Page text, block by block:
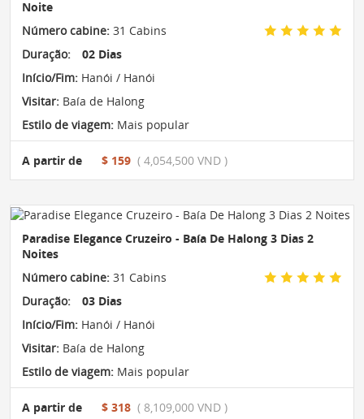
Noite
Número cabine: 31 Cabins
Duração:
02 Dias
Início/Fim: Hanói / Hanói
Visitar: Baía de Halong
Estilo de viagem: Mais popular
A partir de $ 159 ( 4,054,500 VND )
Paradise Elegance Cruzeiro - Baía De Halong 3 Dias 2
Noites
Número cabine: 31 Cabins
Duração:
03 Dias
Início/Fim: Hanói / Hanói
Visitar: Baía de Halong
Estilo de viagem: Mais popular
A partir de $ 318 ( 8,109,000 VND )